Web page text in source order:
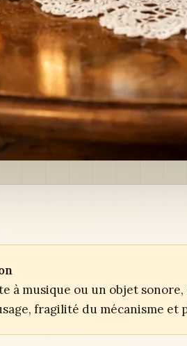
à musique ou un objet
fragilité du mécanisme